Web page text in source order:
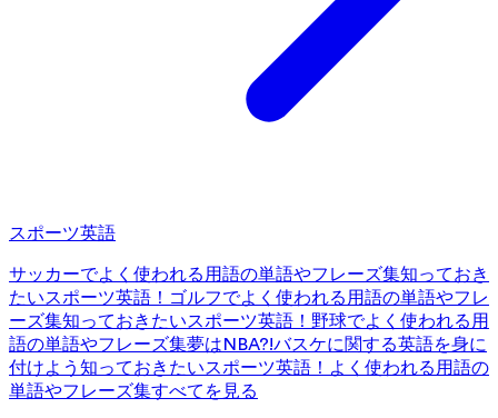
スポーツ英語
サッカーでよく使われる用語の単語やフレーズ集知っておき
たいスポーツ英語！ゴルフでよく使われる用語の単語やフレ
ーズ集知っておきたいスポーツ英語！野球でよく使われる用
語の単語やフレーズ集夢はNBA?!バスケに関する英語を身に
付けよう 知っておきたいスポーツ英語！よく使われる用語の
単語やフレーズ集すべてを見る